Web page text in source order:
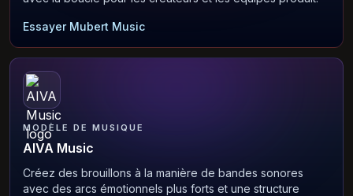
Essayer Mubert Music
MODÈLE DE MUSIQUE
AIVA Music
Créez des brouillons à la manière de bandes sonores
avec des arcs émotionnels plus forts et une structure